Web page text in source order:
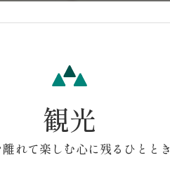
観光
離れて楽しむ心に残るひととき